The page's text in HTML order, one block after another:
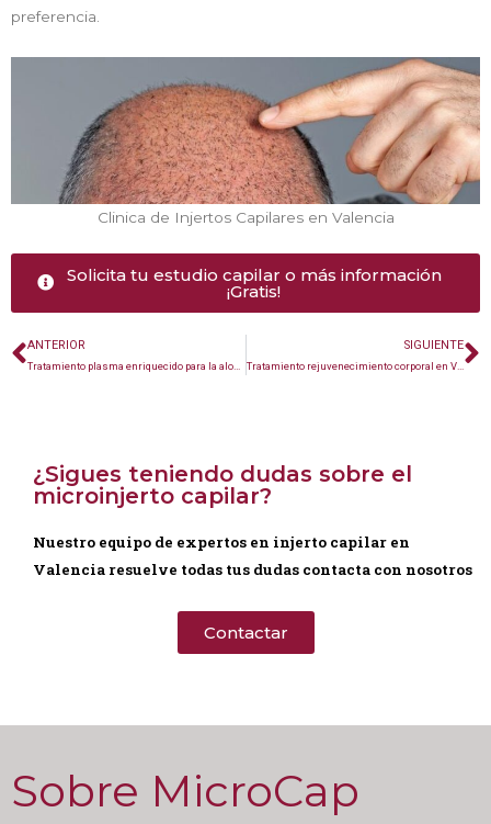
preferencia.
Clinica de Injertos Capilares en Valencia
Solicita tu estudio capilar o más información
¡Gratis!
ANTERIOR SIGUIENTE
Tratamiento rejuvenecimiento corporal en Valencia
¿Sigues teniendo dudas sobre el
microinjerto capilar?
Nuestro equipo de expertos en injerto capilar en
Valencia resuelve todas tus dudas contacta con nosotros
Contactar
Sobre MicroCap